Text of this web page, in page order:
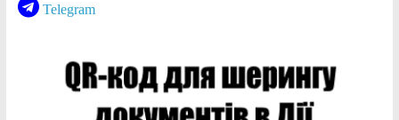
Telegram